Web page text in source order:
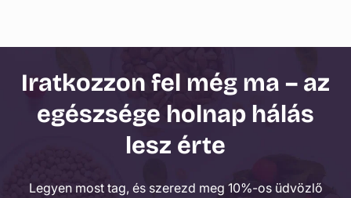
Iratkozzon fel még ma – az
egészsége holnap hálás
lesz érte
Legyen most tag, és szerezd meg 10%-os üdvözlő